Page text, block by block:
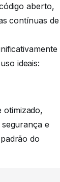
aberto,
contínuas de
ideais:
e
do